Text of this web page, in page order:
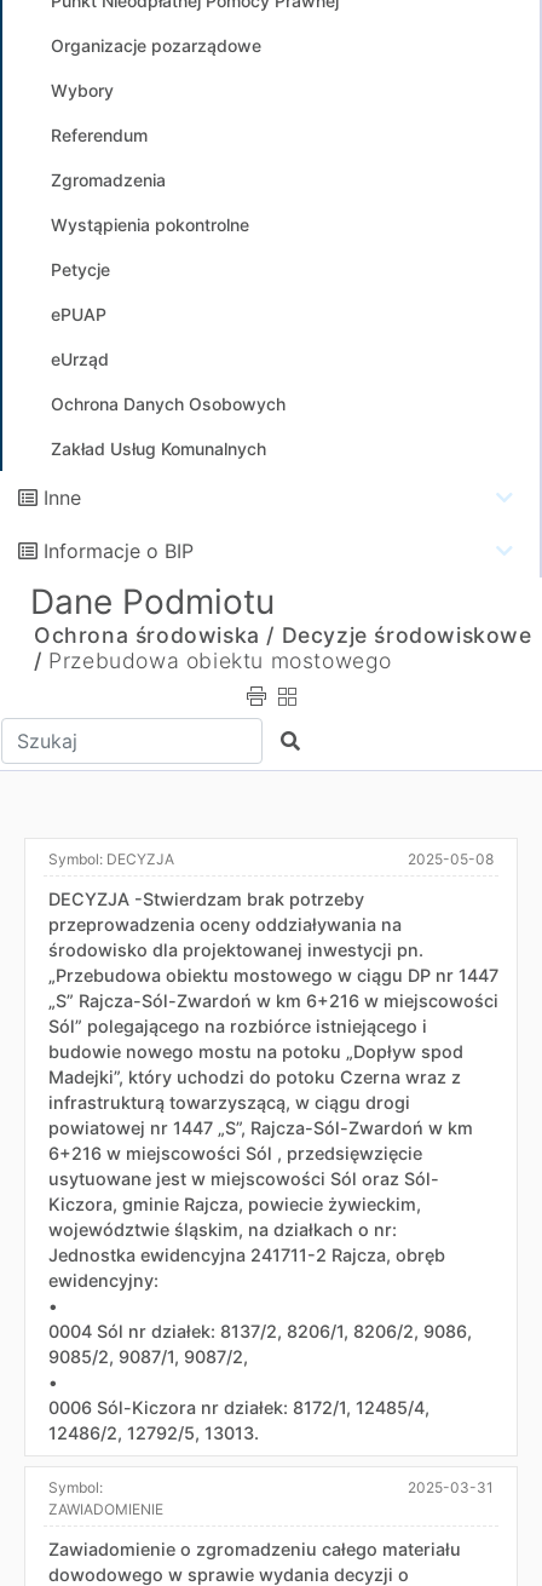
Organizacje pozarządowe
Wybory
Referendum
Zgromadzenia
Wystąpienia pokontrolne
Petycje
ePUAP
eUrząd
Ochrona Danych Osobowych
Zakład Usług Komunalnych
Inne
Informacje o BIP
Dane Podmiotu
Ochrona środowiska / Decyzje środowiskowe
/ Przebudowa obiektu mostowego
Wpisz tekst do wyszukania Szukaj
Symbol: DECYZJA 2025-05-08
DECYZJA -Stwierdzam brak potrzeby
przeprowadzenia oceny oddziaływania na
środowisko dla projektowanej inwestycji pn.
„Przebudowa obiektu mostowego w ciągu DP nr 1447
„S” Rajcza-Sól-Zwardoń w km 6+216 w miejscowości
Sól” polegającego na rozbiórce istniejącego i
budowie nowego mostu na potoku „Dopływ spod
Madejki”, który uchodzi do potoku Czerna wraz z
infrastrukturą towarzyszącą, w ciągu drogi
powiatowej nr 1447 „S”, Rajcza-Sól-Zwardoń w km
6+216 w miejscowości Sól , przedsięwzięcie
usytuowane jest w miejscowości Sól oraz Sól-
Kiczora, gminie Rajcza, powiecie żywieckim,
województwie śląskim, na działkach o nr:
Jednostka ewidencyjna 241711-2 Rajcza, obręb
ewidencyjny:
•
0004 Sól nr działek: 8137/2, 8206/1, 8206/2, 9086,
9085/2, 9087/1, 9087/2,
•
0006 Sól-Kiczora nr działek: 8172/1, 12485/4,
12486/2, 12792/5, 13013.
Symbol:
ZAWIADOMIENIE
2025-03-31
Zawiadomienie o zgromadzeniu całego materiału
dowodowego w sprawie wydania decyzji o